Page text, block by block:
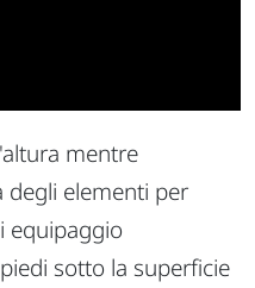
mentre
elementi per
equipaggio
sotto la superficie